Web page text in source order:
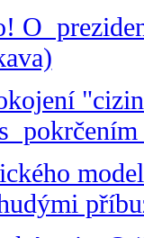
O
pokrčením